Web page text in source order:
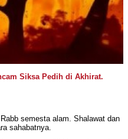
Siksa Pedih di Akhirat.
semesta alam. Shalawat dan
sahabatnya.